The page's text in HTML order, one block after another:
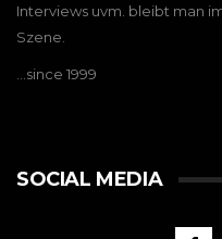
Interviews uvm. bleibt man
Szene.
…since 1999
SOCIAL MEDIA